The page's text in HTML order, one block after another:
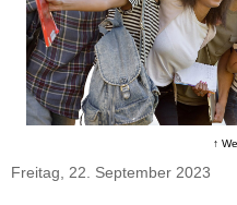
↑
Freitag, 22. September 2023